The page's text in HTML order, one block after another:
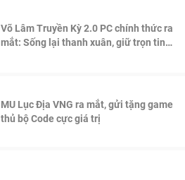
Võ Lâm Truyền Kỳ 2.0 PC chính thức ra
mắt: Sống lại thanh xuân, giữ trọn tinh
MU Lục Địa VNG ra mắt, gửi tặng game
thủ bộ Code cực giá trị